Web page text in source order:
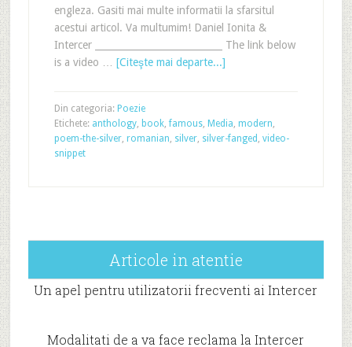
engleza. Gasiti mai multe informatii la sfarsitul
acestui articol. Va multumim! Daniel Ionita &
Intercer ___________________________ The link below
is a video … [Citeşte mai departe...]
Din categoria: Poezie
Etichete: anthology, book,famous, Media, modern,
poem-the-silver, romanian, silver, silver-fanged , video-
snippet
Articole in atentie
Un apel pentru utilizatorii frecventi ai Intercer
Modalitati de a va face reclama la Intercer